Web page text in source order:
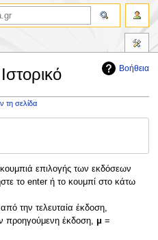
Βοήθεια
τη σελίδα
επιλογής των εκδόσεων
το enter ή το κουμπί στο κάτω
την τελευταία έκδοση,
προηγούμενη έκδοση, μ =